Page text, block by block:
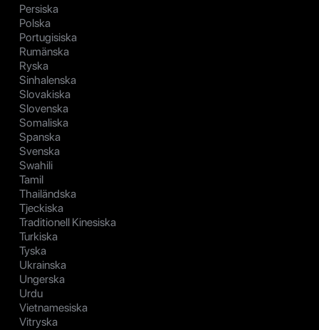
Persiska
Polska
Portugisiska
Rumänska
Ryska
Sinhalenska
Slovakiska
Slovenska
Somaliska
Spanska
Svenska
Swahili
Tamil
Thailändska
Tjeckiska
Traditionell Kinesiska
Turkiska
Tyska
Ukrainska
Ungerska
Urdu
Vietnamesiska
Vitryska